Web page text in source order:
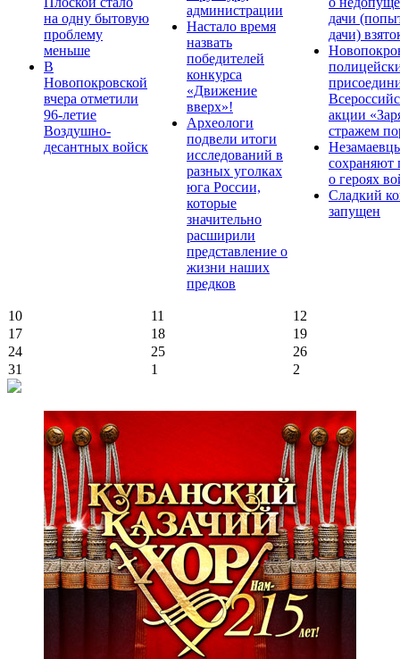
на одну бытовую
проблему
меньше
В
Новопокровской
вчера отметили
96-летие
Воздушно-
десантных войск
администрации
Настало время
назвать
победителей
конкурса
«Движение
вверх»!
Археологи
подвели итоги
исследований в
разных уголках
юга России,
которые
значительно
расширили
представление о
жизни наших
предков
дачи
дачи)
акции
стражем
сохраняют
о героях
Сладкий
запущен
10 11
12
17
18
19
24
25
26
31
1 2